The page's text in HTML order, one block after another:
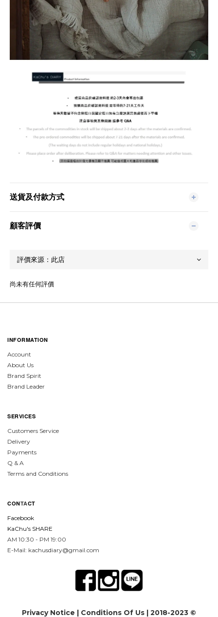
送貨及付款方式
顧客評價
尚未有任何評價
INFORMATION
Account
About Us
Brand Spirit
Brand Leader
SERVICES
Customers Service
Delivery
Payments
Q & A
Terms and Conditions
CONTACT
Facebook
KaChu's SHARE
AM 10:30 - PM 19:00
E-Mail: kachusdiary@gmail.com
Privacy Notice | Conditions Of Us | 2018-2023 ©